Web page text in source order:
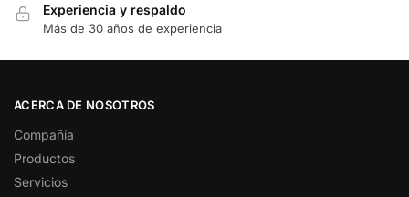
Experiencia y respaldo
Más de 30 años de experiencia
ACERCA DE NOSOTROS
Compañía
Productos
Servicios